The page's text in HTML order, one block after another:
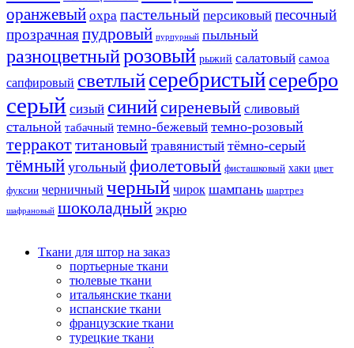
оранжевый охра пастельный персиковый песочный
прозрачнаяпудровый пурпурный пыльный
разноцветныйрозовый рыжий салатовый самоа
сапфировый светлыйсеребристыйсеребро
серый сизый синийсиреневый сливовый
стальной табачный темно-бежевый темно-розовый
терракоттитановый травянистый тёмно-серый
тёмный угольный фиолетовый фисташковый хаки цвет
фуксии черничный черный чирок шампань шартрез
шафрановый шоколадный экрю
Ткани для штор на заказ
портьерные ткани
тюлевые ткани
итальянские ткани
испанские ткани
французские ткани
турецкие ткани